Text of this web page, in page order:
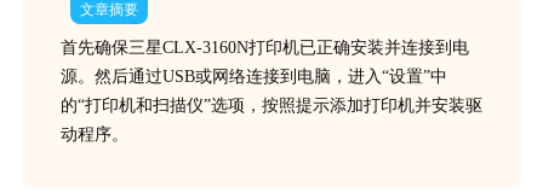
文章摘要
首先确保三星CLX-3160N打印机已正确安装并连接到电
源。然后通过USB或网络连接到电脑，进入“设置”中
的“打印机和扫描仪”选项，按照提示添加打印机并安装驱
动程序。